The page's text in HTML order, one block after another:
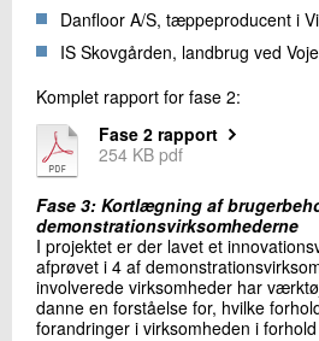
Danfloor A/S, tæppeproducent i
IS Skovgården, landbrug ved
Komplet rapport for fase 2:
Fase 2 rapport
254 KB pdf
Fase 3: Kortlægning af
demonstrationsvirksomhederne
I projektet er der lavet et
afprøvet i 4 af
involverede virksomheder har
danne en forståelse for, hvilke
forandringer i virksomheden i